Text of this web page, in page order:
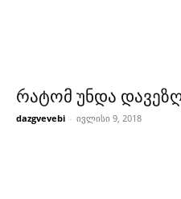
რატომ უნდა
dazgvevebi - ივლისი 9, 2018